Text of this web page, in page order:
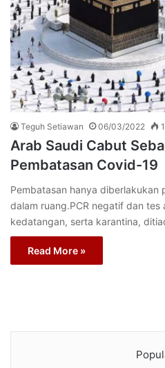
Teguh Setiawan 06/03/2022
Arab Saudi Cabut
Pembatasan Covid-19
Pembatasan hanya diberlakukan
dalam ruang.PCR negatif dan
kedatangan, serta karantina,
Read More »